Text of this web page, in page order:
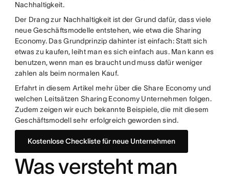
Nachhaltigkeit.
Der Drang zur Nachhaltigkeit ist der Grund dafür, dass viele
neue Geschäftsmodelle entstehen, wie etwa die Sharing
Economy. Das Grundprinzip dahinter ist einfach: Statt sich
etwas zu kaufen, leiht man es sich einfach aus. Man kann es
benutzen, wenn man es braucht und muss dafür weniger
zahlen als beim normalen Kauf.
Erfahrt in diesem Artikel mehr über die Share Economy und
welchen Leitsätzen Sharing Economy Unternehmen folgen.
Zudem zeigen wir euch bekannte Beispiele, die mit diesem
Geschäftsmodell sehr erfolgreich geworden sind.
Kostenlose Checkliste für neue Unternehmen
Was versteht man